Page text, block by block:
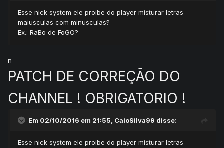
Esse nick system ele proibe do player misturar letras
maiusculas com minusculas?
Ex.: RaBo de FoGO?
n
PATCH DE CORREÇÃO DO
CHANNEL ! OBRIGATORIO !
Em 02/10/2016 em 21:55, CaioSilva99 disse:
Esse nick system ele proibe do player misturar letras